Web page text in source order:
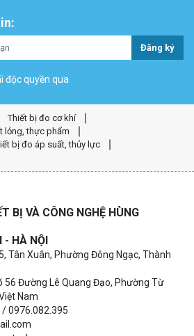
Đăng ký
độc quyền qua
Thiết bị đo cơ khí
lỏng, thực phẩm
bị đo áp suất, thủy lực
BỊ VÀ CÔNG NGHỆ HÙNG
- HÀ NỘI
Tân Xuân, Phường Đông Ngạc, Thành
56 Đường Lê Quang Đạo, Phường Từ
Nam
0976.082.395